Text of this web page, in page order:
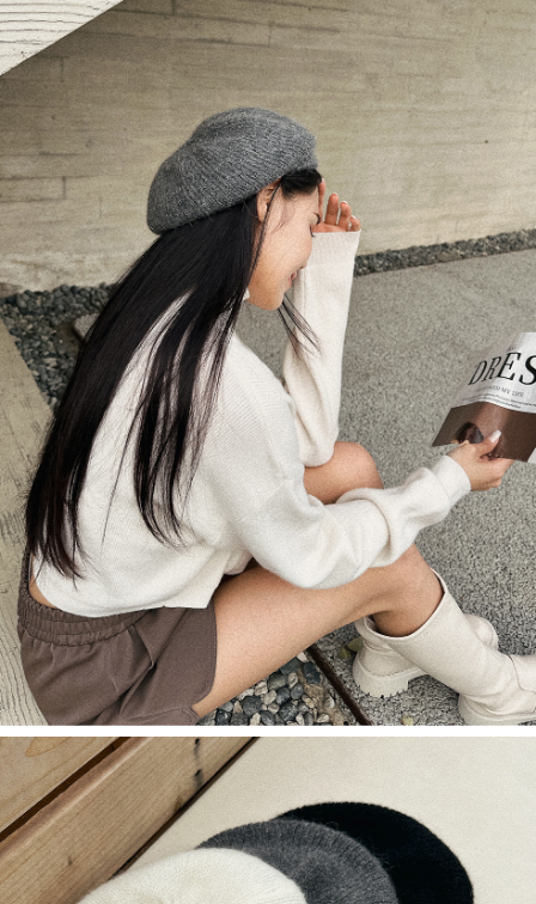
mengesahkan pembayaran, transaksi akan selesai.
3. Jumlah kelulusan sebenar, bilangan ansuran dan jumlah bayaran
adalah berdasarkan halaman pengesahan transaksi seterusnya.
4. Dalam masa 30 minit selepas pesanan ditubuhkan, jika tidak pergi
untuk mengesahkan transaksi atau jika tidak lulus semakan, pesanan
akan dibatalkan secara automatik. Jika terdapat situasi "pindah untuk
semakan khusus" yang tidak lulus, ini menunjukkan bahawa sistem
penilaian tidak mencukupi, tiada penjelasan mengenai kandungan
penilaian boleh diberikan.
【Penerangan Kaedah Pembayaran】
1. Pembayaran ansuran tidak digabungkan dalam bil telekomunikasi,
"Pembayaran Ansuran Gogo" akan menghantar SMS peringatan
pembayaran selepas tarikh penyelesaian bulanan.
2. Melalui pautan SMS untuk membuka bil, anda boleh memilih untuk
membayar melalui "Kod bar kedai serbaneka / Kedai rasmi Taiwan
Mobile / Pemindahan bank / Pembayaran J街口 / iPASS MONEY" dan
saluran lain.
【Nota Penting】
1. Perkhidmatan ini disediakan oleh "Taiwan Mobile Co., Ltd." untuk
membolehkan pengguna membeli produk atau perkhidmatan melalui
perkhidmatan ini semasa transaksi, dan kedai akan menyerahkan hak
tuntutan harga jual/beli ansuran kepada syarikat ini untuk membayar bil
menggunakan bil syarikat ini.
2. Berdasarkan tujuan kontrak persetujuan pembayaran menggunakan
"Pembayaran Ansuran Gogo", kedai akan memberikan maklumat peribadi
anda (termasuk nama, telefon atau alamat) kepada Taiwan Mobile untuk
pengumpulan, pemprosesan dan penggunaan, untuk pengesahan,
semakan dan pembetulan data yang diperlukan untuk bil ansuran oleh
Taiwan Mobile.
3. Sila baca syarat perkhidmatan pengguna secara lengkap melalui
pautan berikut: https://oppay.tw/userRule